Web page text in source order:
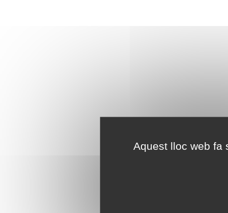
Aquest lloc web fa